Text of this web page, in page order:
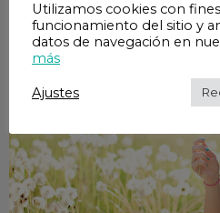
Utilizamos cookies con
funcionamiento del sitio y
datos de navegación en
más
Ajustes